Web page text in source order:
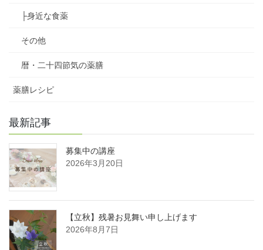
├身近な食薬
その他
暦・二十四節気の薬膳
薬膳レシピ
最新記事
募集中の講座
2026年3月20日
【立秋】残暑お見舞い申し上げます
2026年8月7日